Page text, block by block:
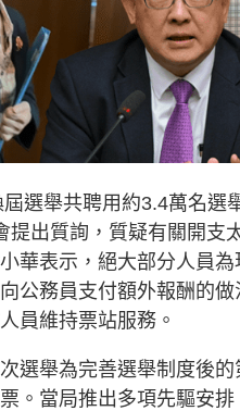
選舉共聘用約3.4萬名選
提出質詢，質疑有關開支
華表示，絕大部分人員
公務員支付額外報酬的
員維持票站服務。
選舉為完善選舉制度後
。當局推出多項先驅安